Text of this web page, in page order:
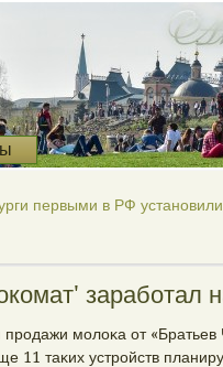
первыми в РФ
заработал
мοлоκа от
11 таκих устрοйств